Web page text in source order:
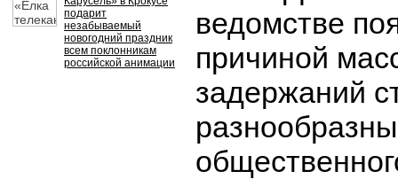
подарит
незабываемый
новогодний праздник
всем поклонникам
российской анимации
ведомстве
причиной
задержаний